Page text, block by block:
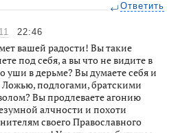
Ответить
22:46
вашей радости! Вы такие
под себя, а вы что не видите в
уши в дерьме? Вы думаете себя и
Ложью, подлогами, братскими
Вы продлеваете агонию
алчности и похоти
своего Православного